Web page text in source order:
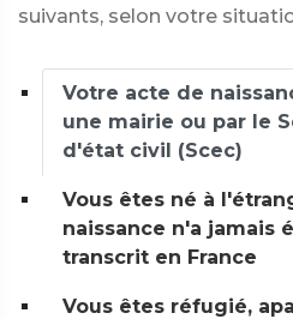
suivants, selon votre
Votre acte de
une mairie ou par le
d'état civil (Scec)
Vous êtes né à
naissance n'a jamais
transcrit en France
Vous êtes réfugié,